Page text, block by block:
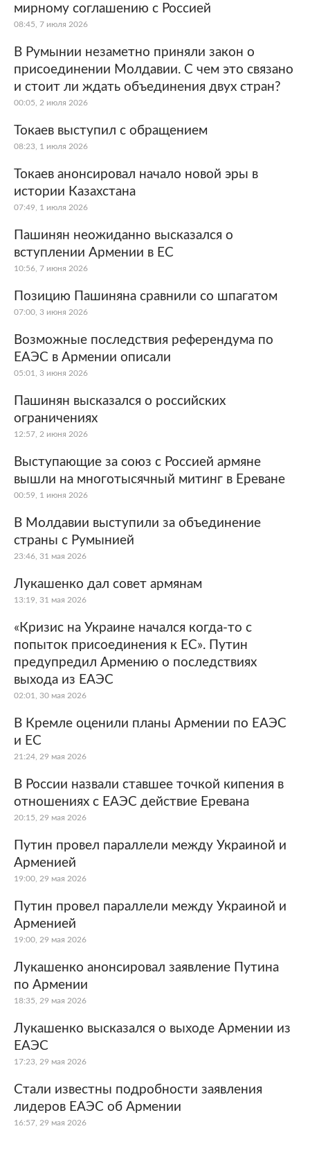
мирному соглашению с Россией
08:45, 7 июля 2026
В Румынии незаметно приняли закон о
присоединении Молдавии. С чем это связано
и стоит ли ждать объединения двух стран?
00:05, 2 июля 2026
Токаев выступил с обращением
08:23, 1 июля 2026
Токаев анонсировал начало новой эры в
истории Казахстана
07:49, 1 июля 2026
Пашинян неожиданно высказался о
вступлении Армении в ЕС
10:56, 7 июня 2026
Позицию Пашиняна сравнили со шпагатом
07:00, 3 июня 2026
Возможные последствия референдума по
ЕАЭС в Армении описали
05:01, 3 июня 2026
Пашинян высказался о российских
ограничениях
12:57, 2 июня 2026
Выступающие за союз с Россией армяне
вышли на многотысячный митинг в Ереване
00:59, 1 июня 2026
В Молдавии выступили за объединение
страны с Румынией
23:46, 31 мая 2026
Лукашенко дал совет армянам
13:19, 31 мая 2026
«Кризис на Украине начался когда-то с
попыток присоединения к ЕС». Путин
предупредил Армению о последствиях
выхода из ЕАЭС
02:01, 30 мая 2026
В Кремле оценили планы Армении по ЕАЭС
и ЕС
21:24, 29 мая 2026
В России назвали ставшее точкой кипения в
отношениях с ЕАЭС действие Еревана
20:15, 29 мая 2026
Путин провел параллели между Украиной и
Арменией
19:00, 29 мая 2026
Путин провел параллели между Украиной и
Арменией
19:00, 29 мая 2026
Лукашенко анонсировал заявление Путина
по Армении
18:35, 29 мая 2026
Лукашенко высказался о выходе Армении из
ЕАЭС
17:23, 29 мая 2026
Стали известны подробности заявления
лидеров ЕАЭС об Армении
16:57, 29 мая 2026